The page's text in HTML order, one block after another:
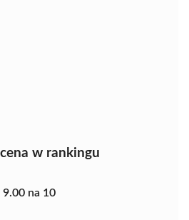
w rankingu
9.00 na 10